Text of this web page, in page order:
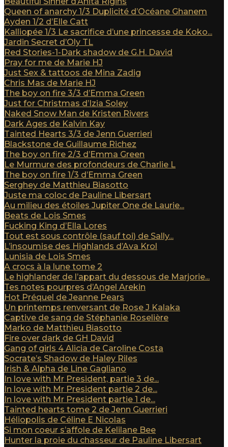
Queen of anarchy 1/3 Duplicité d’Océane Ghanem
Ayden 1/2 d’Elle Catt
Kalliopée 1/3 Le sacrifice d’une princesse de Koko...
Jardin Secret d’Oly TL
Red Stories-1-Dark shadow de G.H. David
Pray for me de Marie HJ
Just Sex & tattoos de Mina Zadig
Chris Mas de Marie HJ
The boy on fire 3/3 d’Emma Green
Just for Christmas d’Izia Soley
Naked Snow Man de Kristen Rivers
Dark Ages de Kalvin Kay
Tainted Hearts 3/3 de Jenn Guerrieri
Blackstone de Guillaume Richez
The boy on fire 2/3 d’Emma Green
Le Murmure des profondeurs de Charlie L
The boy on fire 1/3 d’Emma Green
Serghey de Matthieu Biasotto
Juste ma coloc de Pauline Libersart
Au milieu des étoiles Jupiter One de Laurie...
Beats de Lois Smes
Fucking King d’Ella Lores
Tout est sous contrôle (sauf toi) de Sally...
L’insoumise des Highlands d’Ava Krol
Lunisia de Lois Smes
A crocs à la lune tome 2
Le highlander de l’appart du dessous de Marjorie...
Tes notes pourpres d’Angel Arekin
Hot Préquel de Jeanne Pears
Un printemps renversant de Rose J Kalaka
Captive de sang de Stéphanie Roselière
Marko de Matthieu Biasotto
Fire over dark de GH David
Gang of girls 4 Alicia de Caroline Costa
Socrate’s Shadow de Haley Riles
Irish & Alpha de Line Gagliano
In love with Mr President, partie 3 de...
In love with Mr President partie 2 de...
In love with Mr President partie 1 de...
Tainted hearts tome 2 de Jenn Guerrieri
Héliopolis de Céline E Nicolas
Si mon coeur s’affole de Kelilane Bee
Hunter la proie du chasseur de Pauline Libersart